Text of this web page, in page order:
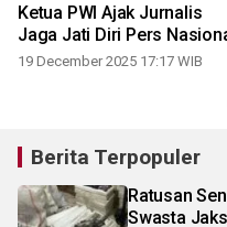
Ketua PWI Ajak Jurnalis
Jaga Jati Diri Pers
19 December 2025 17:17 WIB
Berita Terpopuler
Ratusan
Swasta